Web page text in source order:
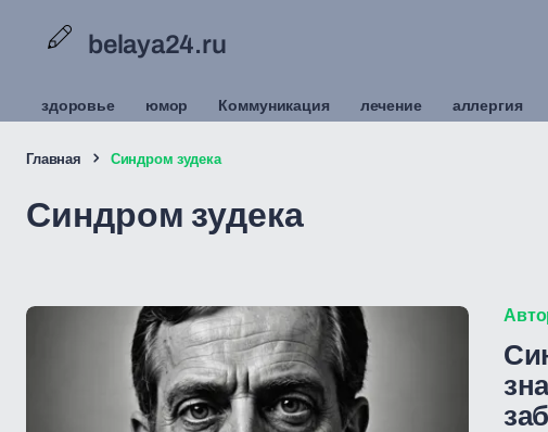
belaya24.ru
здоровье юмор Коммуникация лечение аллергия
Главная Синдром зудека
Синдром зудека